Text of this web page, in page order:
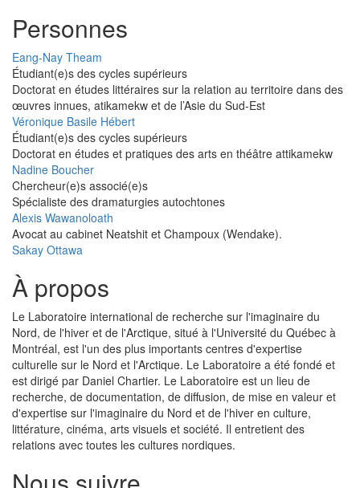
Personnes
Eang-Nay Theam
Étudiant(e)s des cycles supérieurs
Doctorat en études littéraires sur la relation au territoire dans des
œuvres innues, atikamekw et de l’Asie du Sud-Est
Véronique Basile Hébert
Étudiant(e)s des cycles supérieurs
Doctorat en études et pratiques des arts en théâtre attikamekw
Nadine Boucher
Chercheur(e)s associé(e)s
Spécialiste des dramaturgies autochtones
Alexis Wawanoloath
Avocat au cabinet Neatshit et Champoux (Wendake).
Sakay Ottawa
À propos
Le Laboratoire international de recherche sur l'imaginaire du
Nord, de l'hiver et de l'Arctique, situé à l'Université du Québec à
Montréal, est l'un des plus importants centres d'expertise
culturelle sur le Nord et l'Arctique. Le Laboratoire a été fondé et
est dirigé par Daniel Chartier. Le Laboratoire est un lieu de
recherche, de documentation, de diffusion, de mise en valeur et
d'expertise sur l'imaginaire du Nord et de l'hiver en culture,
littérature, cinéma, arts visuels et société. Il entretient des
relations avec toutes les cultures nordiques.